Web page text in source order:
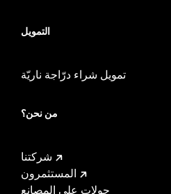
التمويل
تمويل شراء درّاجة ناريّة
من نحن؟
شركتنا
المستثمرون
جولات على المصانع